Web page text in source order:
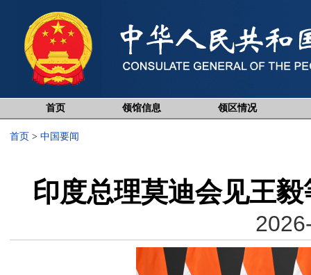
首页 领馆信息 领区情况
首页 > 中国要闻
印度总理莫迪会见王